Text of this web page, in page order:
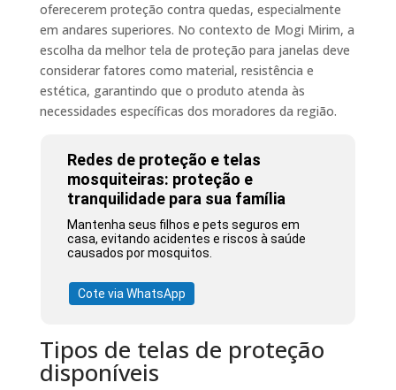
oferecerem proteção contra quedas, especialmente
em andares superiores. No contexto de Mogi Mirim, a
escolha da melhor tela de proteção para janelas deve
considerar fatores como material, resistência e
estética, garantindo que o produto atenda às
necessidades específicas dos moradores da região.
Redes de proteção e telas
mosquiteiras: proteção e
tranquilidade para sua família
Mantenha seus filhos e pets seguros em
casa, evitando acidentes e riscos à saúde
causados por mosquitos.
Cote via WhatsApp
Tipos de telas de proteção
disponíveis